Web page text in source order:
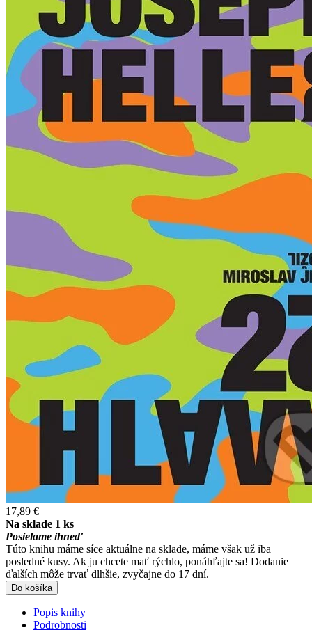
17,89 €
Na sklade 1 ks
Posielame ihneď
Túto knihu máme síce aktuálne na sklade, máme však už iba
posledné kusy. Ak ju chcete mať rýchlo, ponáhľajte sa! Dodanie
ďalších môže trvať dlhšie, zvyčajne do 17 dní.
Do košíka
Popis knihy
Podrobnosti